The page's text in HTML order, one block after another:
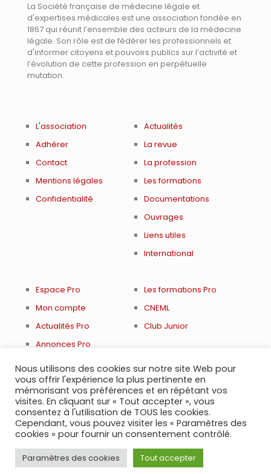
La Société française de médecine légale et
d'expertises médicales est une association fondée en
1867 qui réunit l’ensemble des acteurs de la médecine
légale. Son rôle est de fédérer les professionnels et
d'informer citoyens et pouvoirs publics sur l’activité et
l’évolution de cette profession en perpétuelle
mutation.
L'association
Adhérer
Contact
Mentions légales
Confidentialité
Actualités
La revue
La profession
Les formations
Documentations
Ouvrages
Liens utiles
International
Espace Pro
Mon compte
Actualités Pro
Annonces Pro
Renouveler adhésion
Les formations Pro
CNEML
Club Junior
© 2021 Société Française de Médecine Légale et
d'Expertises Médicales
Nous utilisons des cookies sur notre site Web pour
vous offrir l'expérience la plus pertinente en
mémorisant vos préférences et en répétant vos
visites. En cliquant sur « Tout accepter », vous
consentez à l'utilisation de TOUS les cookies.
Cependant, vous pouvez visiter les « Paramètres des
cookies » pour fournir un consentement contrôlé.
Paramètres des cookies Tout accepter